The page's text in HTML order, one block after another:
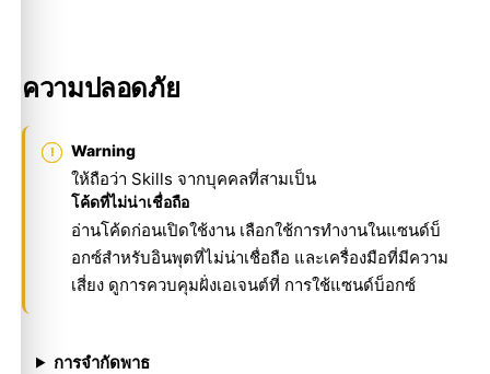
ความปลอดภัย
Warning
ให้ถือว่า Skills จากบุคคลที่สามเป็น
โค้ดที่ไม่น่าเชื่อถือ
อ่านโค้ดก่อนเปิดใช้งาน เลือกใช้การทำงานในแซนด์บ็
อกซ์สำหรับอินพุตที่ไม่น่าเชื่อถือ และเครื่องมือที่มีความ
เสี่ยง ดูการควบคุมฝั่งเอเจนต์ที่ การใช้แซนด์บ็อกซ์
การจำกัดพาธ